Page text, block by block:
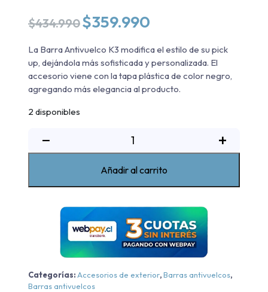
$434.990 El
precio
original
era:
$434.990.
$359.990
actual
es:
$359.990.
La Barra Antivuelco K3 modifica el estilo de su pick
up, dejándola más sofisticada y personalizada. El
accesorio viene con la tapa plástica de color negro,
agregando más elegancia al producto.
2 disponibles
−
Actyon
2013-
2022
cantidad
+
Añadir al carrito
Categorías:Accesorios de exterior,Barras antivuelcos,
Barras antivuelcos